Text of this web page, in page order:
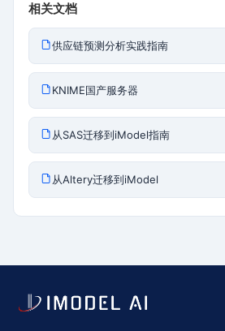
相关文档
供应链预测分析实践指南
KNIME国产服务器
从SAS迁移到iModel指南
从Altery迁移到iModel